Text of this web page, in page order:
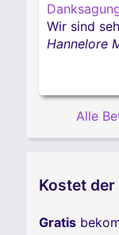
Wir sind
Hannelore
Alle
Kostet
Gratis